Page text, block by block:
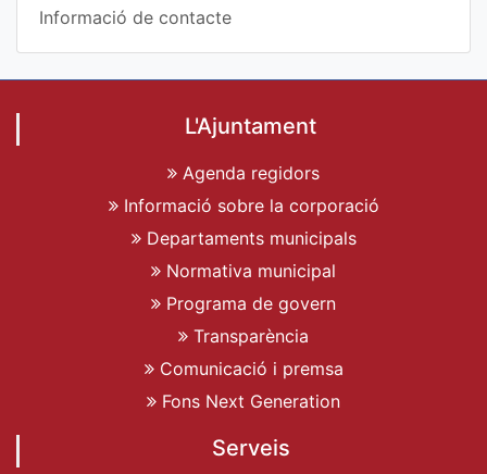
Informació de contacte
L'Ajuntament
Agenda regidors
Informació sobre la corporació
Departaments municipals
Normativa municipal
Programa de govern
Transparència
Comunicació i premsa
Fons Next Generation
Serveis